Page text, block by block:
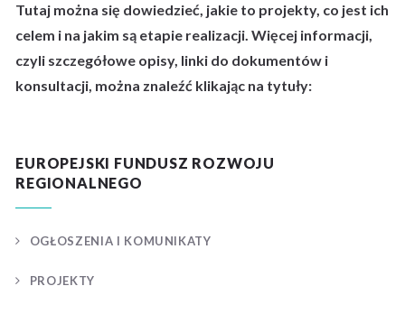
Tutaj można się dowiedzieć, jakie to projekty, co jest ich
celem i na jakim są etapie realizacji. Więcej informacji,
czyli szczegółowe opisy, linki do dokumentów i
konsultacji, można znaleźć klikając na tytuły:
EUROPEJSKI FUNDUSZ ROZWOJU
REGIONALNEGO
OGŁOSZENIA I KOMUNIKATY
PROJEKTY